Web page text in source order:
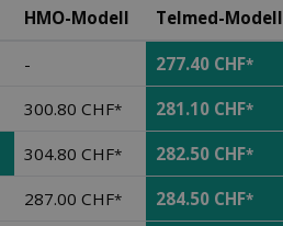
HMO-Modell Telmed-Modell
- 277.40 CHF*
300.80 CHF* 281.10 CHF*
304.80 CHF* 282.50 CHF*
287.00 CHF* 284.50 CHF*